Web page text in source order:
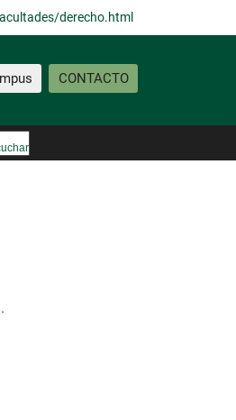
derecho.html
CONTACTO